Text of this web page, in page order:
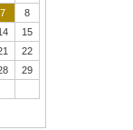
7
8
15
22
29